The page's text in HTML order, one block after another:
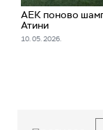
АЕК поново
Атини
10. 05. 2026.